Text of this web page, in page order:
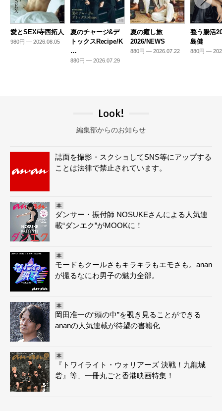
愛とSEX/寺西拓人
980円 — 2026.08.05
夏のチャージ&デ
トックスRecipe/K
…
880円 — 2026.07.29
夏の癒し旅
2026/NEWS
880円 — 2026.07.22
整う腸活
島健
880円 —
Look!
編集部からのお知らせ
誌面を撮影・スクショしてSNS等にアップする
ことは法律で禁止されています。
本
ダンサー・振付師 NOSUKEさんによる人気連
載“ダンエク”がMOOKに！
本
モードもクールさもキラキラもエモさも。anan
が撮るなにわ男子の魅力全部。
本
岡田准一の“頭の中”を覗き見ることができる
ananの人気連載が待望の書籍化
本
『トワイライト・ウォリアーズ 決戦！九龍城
砦』等、一冊丸ごと香港映画特集！